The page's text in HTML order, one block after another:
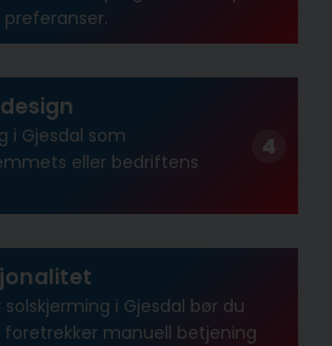
i Gjesdal som
eller bedriftens
solskjerming i Gjesdal bør du
manuell betjening